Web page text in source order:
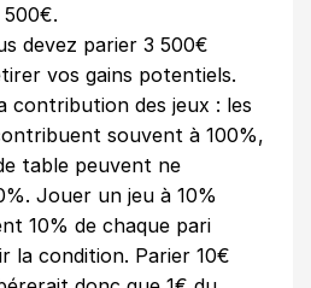
devez parier 3 500€
vos gains potentiels.
contribution des jeux : les
souvent à 100%,
table peuvent ne
Jouer un jeu à 10%
10% de chaque pari
la condition. Parier 10€